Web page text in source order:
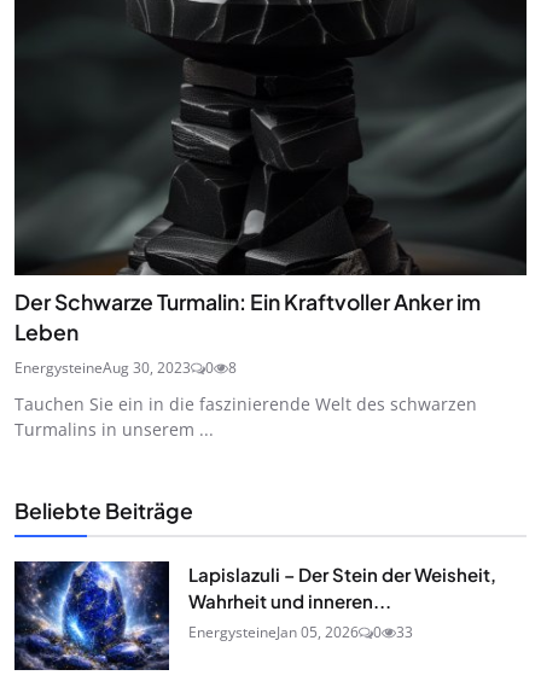
Der Schwarze Turmalin: Ein Kraftvoller Anker im
Leben
EnergysteineAug 30, 2023 0 8
Tauchen Sie ein in die faszinierende Welt des schwarzen
Turmalins in unserem ...
Beliebte Beiträge
Lapislazuli – Der Stein der Weisheit,
Wahrheit und inneren...
EnergysteineJan 05, 2026 0 33